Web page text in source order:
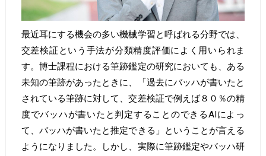
最近耳にする機会の多い機械学習と呼ばれる分野では、
交差検証という手法が分類精度評価によく用いられま
す。博士課程における筆跡鑑定の研究においても、ある
未知の筆跡があったときに、「過去にバッハが書いたと
されている筆跡に対して、交差検証で例えば８０％の精
度でバッハが書いたと判定することのできるAIによっ
て、バッハが書いたと推定できる」ということが言える
ようになりました。しかし、実際に筆跡鑑定やバッハ研